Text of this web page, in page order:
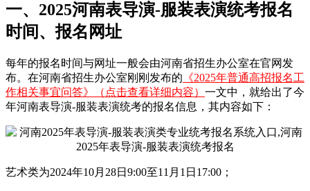
一、2025河南表导演-服装表演统考报名
时间、报名网址
每年的报名时间与网址一般会由河南省招生办公室在官网发
布。在河南省招生办公室刚刚发布的 《2025年普通高招报名工
作相关事宜问答》（点击查看详细内容） 一文中，就给出了今
年河南表导演-服装表演统考的报名信息，其内容如下：
艺术类为2024年10月28日9:00至11月1日17:00；